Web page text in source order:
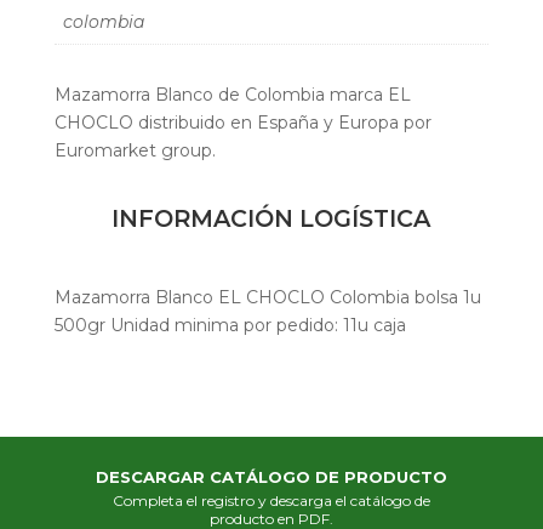
colombia
Mazamorra Blanco de Colombia marca EL
CHOCLO distribuido en España y Europa por
Euromarket group.
INFORMACIÓN LOGÍSTICA
Mazamorra Blanco EL CHOCLO Colombia bolsa 1u
500gr Unidad minima por pedido: 11u caja
DESCARGAR CATÁLOGO DE PRODUCTO
Completa el registro y descarga el catálogo de
producto en PDF.